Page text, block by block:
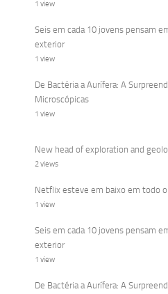
1 view
Seis em cada 10 jovens pensam
exterior
1 view
De Bactéria a Aurífera: A
Microscópicas
1 view
New head of exploration and
2 views
Netflix esteve em baixo em todo
1 view
Seis em cada 10 jovens pensam
exterior
1 view
De Bactéria a Aurífera: A